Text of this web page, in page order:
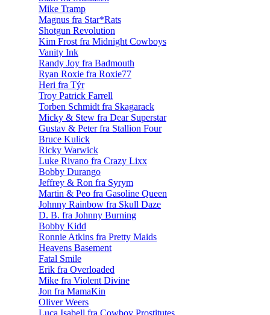
Mike Tramp
Magnus fra Star*Rats
Shotgun Revolution
Kim Frost fra Midnight Cowboys
Vanity Ink
Randy Joy fra Badmouth
Ryan Roxie fra Roxie77
Heri fra Týr
Troy Patrick Farrell
Torben Schmidt fra Skagarack
Micky & Stew fra Dear Superstar
Gustav & Peter fra Stallion Four
Bruce Kulick
Ricky Warwick
Luke Rivano fra Crazy Lixx
Bobby Durango
Jeffrey & Ron fra Syrym
Martin & Peo fra Gasoline Queen
Johnny Rainbow fra Skull Daze
D. B. fra Johnny Burning
Bobby Kidd
Ronnie Atkins fra Pretty Maids
Heavens Basement
Fatal Smile
Erik fra Overloaded
Mike fra Violent Divine
Jon fra MamaKin
Oliver Weers
Luca Isabell fra Cowboy Prostitutes